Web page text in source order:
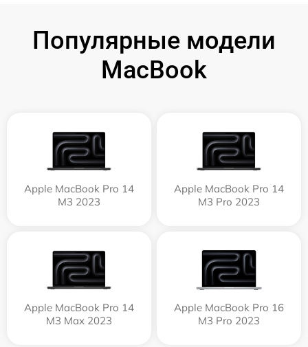
Популярные модели
MacBook
Apple MacBook Pro 14
M3 2023
Apple MacBook Pro 14
M3 Pro 2023
Apple MacBook Pro 14
M3 Max 2023
Apple MacBook Pro 16
M3 Pro 2023